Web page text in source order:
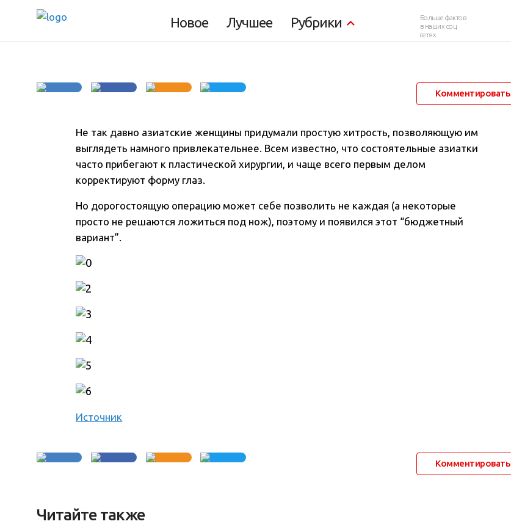
Новое Лучшее Рубрики
Больше фактов
в наших соц.
сетях
Комментировать
Не так давно азиатские женщины придумали простую хитрость, позволяющую им
выглядеть намного привлекательнее. Всем известно, что состоятельные азиатки
часто прибегают к пластической хирургии, и чаще всего первым делом
корректируют форму глаз.
Но дорогостоящую операцию может себе позволить не каждая (а некоторые
просто не решаются ложиться под нож), поэтому и появился этот “бюджетный
вариант”.
Источник
Комментировать
Читайте также